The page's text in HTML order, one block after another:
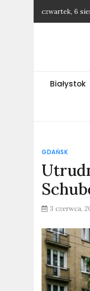
czwartek, 6
Białystok
GDAŃSK
3 czerwca,